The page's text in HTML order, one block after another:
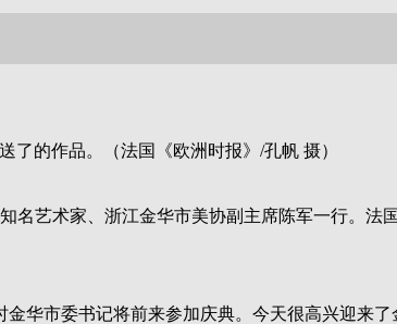
了的作品。（法国《欧洲时报》/孔帆 摄）
名艺术家、浙江金华市美协副主席陈军一行。法
华市委书记将前来参加庆典。今天很高兴迎来